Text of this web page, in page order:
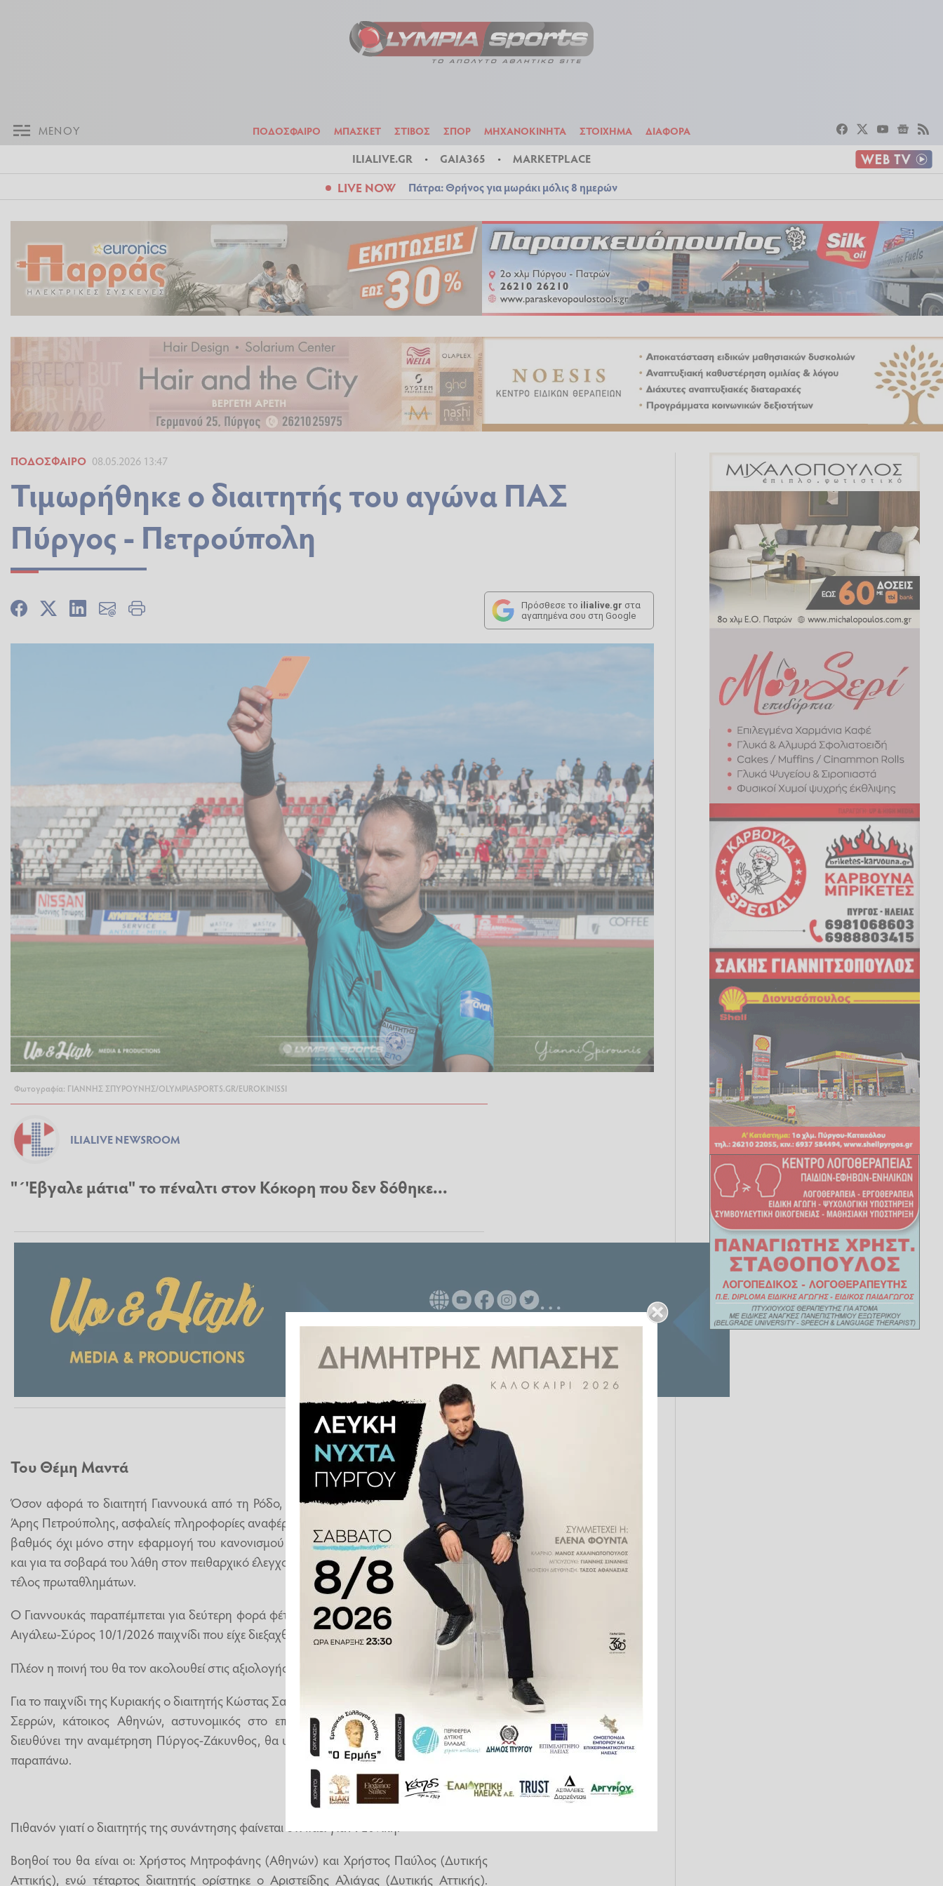
ΜΕΝΟΥ ΠΟΔΟΣΦΑΙΡΟ ΜΠΑΣΚΕΤ ΣΤΙΒΟΣ ΣΠΟΡ ΜΗΧΑΝΟΚΙΝΗΤΑ ΣΤΟΙΧΗΜΑ ΔΙΑΦΟΡΑ
ILIALIVE.GR GAIA365 MARKETPLACE
LIVE NOW Πάτρα: Θρήνος για μωράκι μόλις 8 ημερών
ΠΟΔΟΣΦΑΙΡΟ ΜΠΑΣΚΕΤ ΣΤΙΒΟΣ ΣΠΟΡ ΜΗΧΑΝΟΚΙΝΗΤΑ
ΠΟΔΌΣΦΑΙΡΟ 08.05.2026 13:47
Τιμωρήθηκε ο διαιτητής του αγώνα ΠΑΣ
Πύργος - Πετρούπολη
Πρόσθεσε το ilialive.gr στα
αγαπημένα σου στη Google
Φωτογραφία: ΓΙΑΝΝΗΣ ΣΠΥΡΟΥΝΗΣ/OLYMPIASPORTS.GR/EUROKINISSI
ILIALIVE NEWSROOM
"΄'Εβγαλε μάτια" το πέναλτι στον Κόκορη που δεν δόθηκε...
Του Θέμη Μαντά
Όσον αφορά το διαιτητή Γιαννουκά από τη Ρόδο, που διαιτήτευσε το παιχνίδι Πύργος-
Άρης Πετρούπολης, ασφαλείς πληροφορίες αναφέρουν ότι τιμωρήθηκε αφού ο χαμηλός
βαθμός όχι μόνο στην εφαρμογή του κανονισμού (Πέναλτι - ανατροπή Κόκκορη) αλλά
και για τα σοβαρά του λάθη στον πειθαρχικό έλεγχο, τον αφήνουν εκτός παιχνιδιών μέχρι
τέλος πρωταθλημάτων.
Ο Γιαννουκάς παραπέμπεται για δεύτερη φορά φέτος. Η πρώτη φορά ήταν στο παιχνίδι
Αιγάλεω-Σύρος 10/1/2026 παιχνίδι που είχε διεξαχθεί στο Μαρκόπουλο.
Πλέον η ποινή του θα τον ακολουθεί στις αξιολογήσεις.
Για το παιχνίδι της Κυριακής ο διαιτητής Κώστας Σαφούρης-Αργυρόπουλος από την ΕΠΣ
Σερρών, κάτοικος Αθηνών, αστυνομικός στο επάγγελμα που όρισε η ΚΕΔ για να
διευθύνει την αναμέτρηση Πύργος-Ζάκυνθος, θα υπάρχει παρατηρητής, αλλά και μάτια
παραπάνω.
Πιθανόν γιατί ο διαιτητής της συνάντησης φαίνεται ότι πάει για Α' Εθνική.
Βοηθοί του θα είναι οι: Χρήστος Μητροφάνης (Αθηνών) και Χρήστος Παύλος (Δυτικής
Αττικής), ενώ τέταρτος διαιτητής ορίστηκε ο Αριστείδης Αλιάγας (Δυτικής Αττικής).